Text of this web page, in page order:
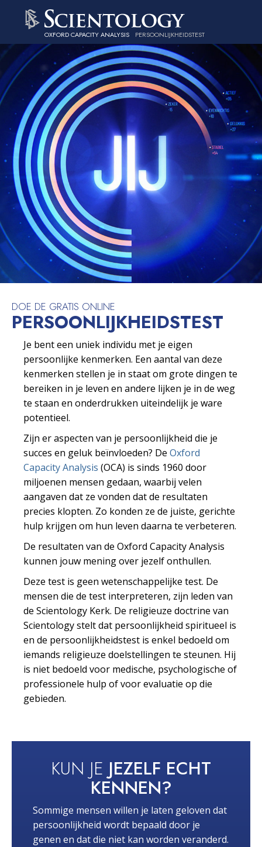
OXFORD CAPACITY ANALYSIS PERSOONLIJKHEIDSTEST
DOE DE GRATIS ONLINE
PERSOONLIJKHEIDS­TEST
Je bent een uniek individu met je eigen
persoonlijke kenmerken. Een aantal van deze
kenmerken stellen je in staat om grote dingen te
bereiken in je leven en andere lijken je in de weg
te staan en onderdrukken uiteindelijk je ware
potentieel.
Zijn er aspecten van je persoonlijkheid die je
succes en geluk beïnvloeden? De Oxford
Capacity Analysis (OCA) is sinds 1960 door
miljoenen mensen gedaan, waarbij velen
aangaven dat ze vonden dat de resultaten
precies klopten. Zo konden ze de juiste, gerichte
hulp krijgen om hun leven daarna te verbeteren.
De resultaten van de Oxford Capacity Analysis
kunnen jouw mening over jezelf onthullen.
Deze test is geen wetenschappelijke test. De
mensen die de test interpreteren, zijn leden van
de Scientology Kerk. De religieuze doctrine van
Scientology stelt dat persoonlijkheid spiritueel is
en de persoonlijkheidstest is enkel bedoeld om
iemands religieuze doelstellingen te steunen. Hij
is niet bedoeld voor medische, psychologische of
professionele hulp of voor evaluatie op die
gebieden.
KUN JE JEZELF ECHT
KENNEN?
Sommige mensen willen je laten geloven dat
persoonlijkheid wordt bepaald door je
genen en dat die niet kan worden veranderd.